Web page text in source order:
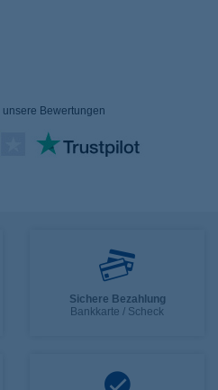
Bewertungen
Sichere Bezahlung
Bankkarte / Scheck